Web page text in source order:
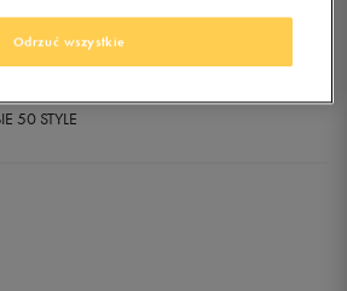
z 30 dni przed obniżką)
50 STYLE
Odrzuć wszystkie